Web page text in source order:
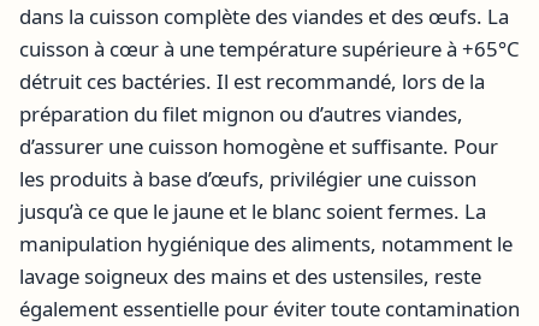
dans la cuisson complète des viandes et des œufs. La
cuisson à cœur à une température supérieure à +65°C
détruit ces bactéries. Il est recommandé, lors de la
préparation du filet mignon ou d’autres viandes,
d’assurer une cuisson homogène et suffisante. Pour
les produits à base d’œufs, privilégier une cuisson
jusqu’à ce que le jaune et le blanc soient fermes. La
manipulation hygiénique des aliments, notamment le
lavage soigneux des mains et des ustensiles, reste
également essentielle pour éviter toute contamination